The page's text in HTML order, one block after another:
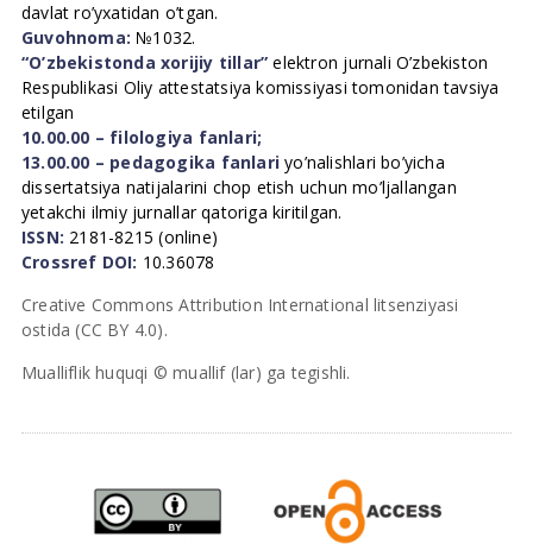
davlat ro’yxatidan o’tgan.
Guvohnoma: №1032.
“O’zbekistonda xorijiy tillar” elektron jurnali O’zbekiston
Respublikasi Oliy attestatsiya komissiyasi tomonidan tavsiya
etilgan
10.00.00 – filologiya fanlari;
13.00.00 – pedagogika fanlari yo’nalishlari bo’yicha
dissertatsiya natijalarini chop etish uchun mo’ljallangan
yetakchi ilmiy jurnallar qatoriga kiritilgan.
ISSN: 2181-8215 (online)
Crossref DOI: 10.36078
Creative Commons Attribution International litsenziyasi
ostida (CC BY 4.0).
Mualliflik huquqi © muallif (lar) ga tegishli.